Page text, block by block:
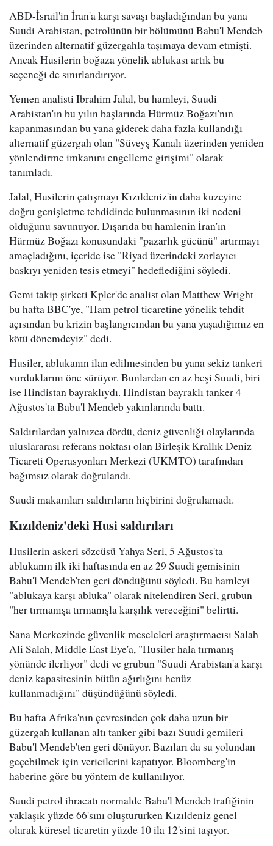
ABD-İsrail'in İran'a karşı savaşı başladığından bu yana
Suudi Arabistan, petrolünün bir bölümünü Babu'l Mendeb
üzerinden alternatif güzergahla taşımaya devam etmişti.
Ancak Husilerin boğaza yönelik ablukası artık bu
seçeneği de sınırlandırıyor.
Yemen analisti Ibrahim Jalal, bu hamleyi, Suudi
Arabistan'ın bu yılın başlarında Hürmüz Boğazı'nın
kapanmasından bu yana giderek daha fazla kullandığı
alternatif güzergah olan "Süveyş Kanalı üzerinden yeniden
yönlendirme imkanını engelleme girişimi" olarak
tanımladı.
Jalal, Husilerin çatışmayı Kızıldeniz'in daha kuzeyine
doğru genişletme tehdidinde bulunmasının iki nedeni
olduğunu savunuyor. Dışarıda bu hamlenin İran'ın
Hürmüz Boğazı konusundaki "pazarlık gücünü" artırmayı
amaçladığını, içeride ise "Riyad üzerindeki zorlayıcı
baskıyı yeniden tesis etmeyi" hedeflediğini söyledi.
Gemi takip şirketi Kpler'de analist olan Matthew Wright
bu hafta BBC'ye, "Ham petrol ticaretine yönelik tehdit
açısından bu krizin başlangıcından bu yana yaşadığımız en
kötü dönemdeyiz" dedi.
Husiler, ablukanın ilan edilmesinden bu yana sekiz tankeri
vurduklarını öne sürüyor. Bunlardan en az beşi Suudi, biri
ise Hindistan bayraklıydı. Hindistan bayraklı tanker 4
Ağustos'ta Babu'l Mendeb yakınlarında battı.
Saldırılardan yalnızca dördü, deniz güvenliği olaylarında
uluslararası referans noktası olan Birleşik Krallık Deniz
Ticareti Operasyonları Merkezi (UKMTO) tarafından
bağımsız olarak doğrulandı.
Suudi makamları saldırıların hiçbirini doğrulamadı.
Kızıldeniz'deki Husi saldırıları
Husilerin askeri sözcüsü Yahya Seri, 5 Ağustos'ta
ablukanın ilk iki haftasında en az 29 Suudi gemisinin
Babu'l Mendeb'ten geri döndüğünü söyledi. Bu hamleyi
"ablukaya karşı abluka" olarak nitelendiren Seri, grubun
"her tırmanışa tırmanışla karşılık vereceğini" belirtti.
Sana Merkezinde güvenlik meseleleri araştırmacısı Salah
Ali Salah, Middle East Eye'a, "Husiler hala tırmanış
yönünde ilerliyor" dedi ve grubun "Suudi Arabistan'a karşı
deniz kapasitesinin bütün ağırlığını henüz
kullanmadığını" düşündüğünü söyledi.
Bu hafta Afrika'nın çevresinden çok daha uzun bir
güzergah kullanan altı tanker gibi bazı Suudi gemileri
Babu'l Mendeb'ten geri dönüyor. Bazıları da su yolundan
geçebilmek için vericilerini kapatıyor. Bloomberg'in
haberine göre bu yöntem de kullanılıyor.
Suudi petrol ihracatı normalde Babu'l Mendeb trafiğinin
yaklaşık yüzde 66'sını oluştururken Kızıldeniz genel
olarak küresel ticaretin yüzde 10 ila 12'sini taşıyor.